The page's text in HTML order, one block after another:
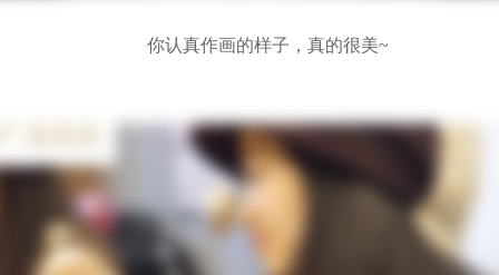
你认真作画的样子，真的很美~